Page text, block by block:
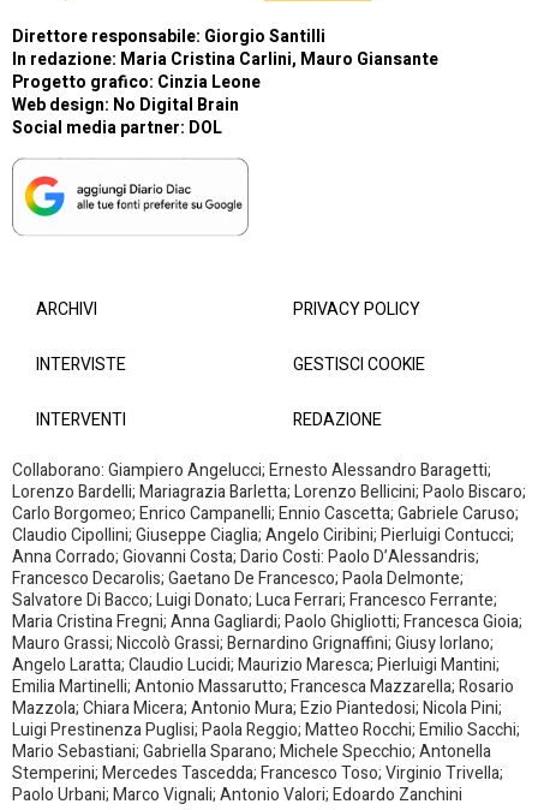
Direttore responsabile: Giorgio Santilli
In redazione: Maria Cristina Carlini, Mauro Giansante
Progetto grafico: Cinzia Leone
Web design: No Digital Brain
Social media partner: DOL
ARCHIVI
INTERVISTE
INTERVENTI
PRIVACY POLICY
GESTISCI COOKIE
REDAZIONE
Collaborano: Giampiero Angelucci; Ernesto Alessandro Baragetti;
Lorenzo Bardelli; Mariagrazia Barletta; Lorenzo Bellicini; Paolo Biscaro;
Carlo Borgomeo; Enrico Campanelli; Ennio Cascetta; Gabriele Caruso;
Claudio Cipollini; Giuseppe Ciaglia; Angelo Ciribini; Pierluigi Contucci;
Anna Corrado; Giovanni Costa; Dario Costi: Paolo D’Alessandris;
Francesco Decarolis; Gaetano De Francesco; Paola Delmonte;
Salvatore Di Bacco; Luigi Donato; Luca Ferrari; Francesco Ferrante;
Maria Cristina Fregni; Anna Gagliardi; Paolo Ghigliotti; Francesca Gioia;
Mauro Grassi; Niccolò Grassi; Bernardino Grignaffini; Giusy Iorlano;
Angelo Laratta; Claudio Lucidi; Maurizio Maresca; Pierluigi Mantini;
Emilia Martinelli; Antonio Massarutto; Francesca Mazzarella; Rosario
Mazzola; Chiara Micera; Antonio Mura; Ezio Piantedosi; Nicola Pini;
Luigi Prestinenza Puglisi; Paola Reggio; Matteo Rocchi; Emilio Sacchi;
Mario Sebastiani; Gabriella Sparano; Michele Specchio; Antonella
Stemperini; Mercedes Tascedda; Francesco Toso; Virginio Trivella;
Paolo Urbani; Marco Vignali; Antonio Valori; Edoardo Zanchini